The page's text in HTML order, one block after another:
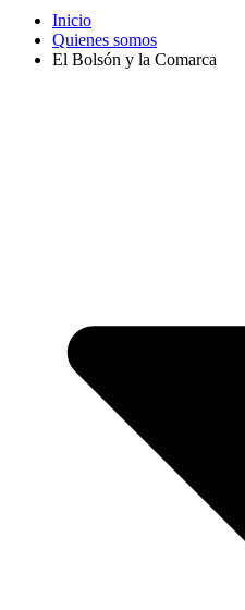
Inicio
Quienes somos
El Bolsón y la Comarca